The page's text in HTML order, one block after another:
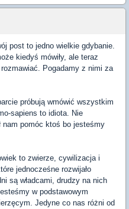
post to jedno wielkie gdybanie.
kiedyś mówiły, ale teraz
Pogadamy z nimi za
próbują wmówić wszystkim
sapiens to idiota. Nie
nam pomóc ktoś bo jesteśmy
to zwierze, cywilizacja i
jednocześne rozwijało
są władcami, drudzy na nich
w podstawowym
Jedyne co nas różni od